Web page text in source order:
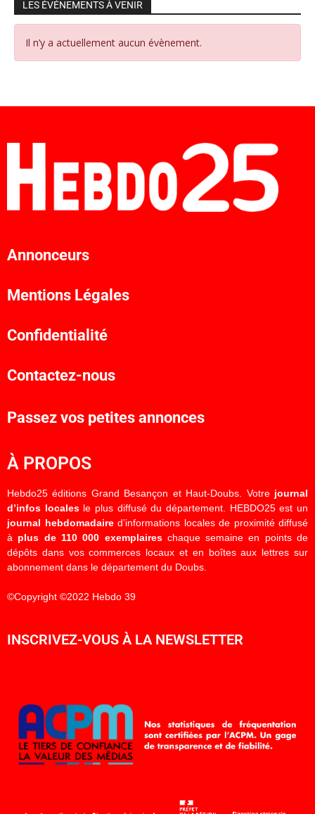
LES ÉVÉNEMENTS À VENIR
Il n’y a actuellement aucun évènement.
Annonceurs
Mentions Légales
Confidentialité
Contactez-nous
Passez vos petites annonces
À PROPOS
Hebdo25 éditions Grand Besançon et Haut-Doubs. Votre journal
d’infos localesle plus diffusé du département. HEBDO25 est un
journal hebdomadaired’informations locales de proximité diffusé
à plus de 110 000 exemplaireschaque semaine en points de
dépôts dans vos commerces locaux et en boîtes aux lettres sur
abonnement dans le département du Doubs.
©Copyright ©2022 Hebdo 39
INSCRIVEZ-VOUS À LA NEWSLETTER